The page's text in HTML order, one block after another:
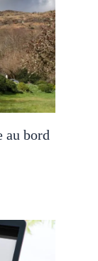
au bord